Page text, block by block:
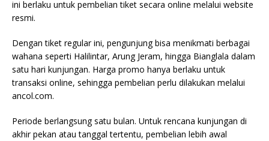
ini berlaku untuk pembelian tiket secara online melalui website
resmi.
Dengan tiket regular ini, pengunjung bisa menikmati berbagai
wahana seperti Halilintar, Arung Jeram, hingga Bianglala dalam
satu hari kunjungan. Harga promo hanya berlaku untuk
transaksi online, sehingga pembelian perlu dilakukan melalui
ancol.com.
Periode berlangsung satu bulan. Untuk rencana kunjungan di
akhir pekan atau tanggal tertentu, pembelian lebih awal